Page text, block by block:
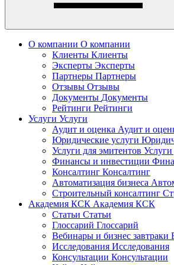
О компании О компании
Клиенты Клиенты
Эксперты Эксперты
Партнеры Партнеры
Отзывы Отзывы
Документы Документы
Рейтинги Рейтинги
Услуги Услуги
Аудит и оценка Аудит и
Юридические услуги
Услуги для эмитентов Услуги
Финансы и инвестиции
Консалтинг Консалтинг
Автоматизация бизнеса
Строительный консалтинг
Академия КСК Академия КСК
Статьи Статьи
Глоссарий Глоссарий
Вебинары и бизнес завтраки
Исследования Исследования
Консультации Консультации